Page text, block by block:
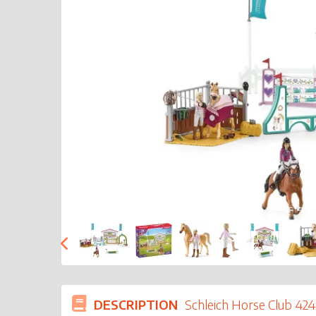
DESCRIPTION Schleich Horse Club